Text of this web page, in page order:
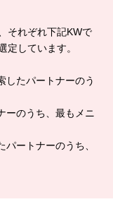
それぞれ下記KWで
定しています。
したパートナーのう
ーのうち、最もメニ
ートナーのうち、